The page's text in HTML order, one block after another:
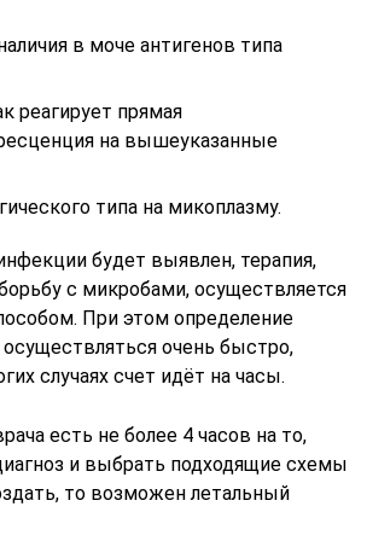
в моче антигенов типа
реагирует прямая
на вышеуказанные
типа на микоплазму.
будет выявлен, терапия,
с микробами, осуществляется
При этом определение
очень быстро,
случаях счет идёт на часы.
есть не более 4 часов на то,
и выбрать подходящие схемы
то возможен летальный